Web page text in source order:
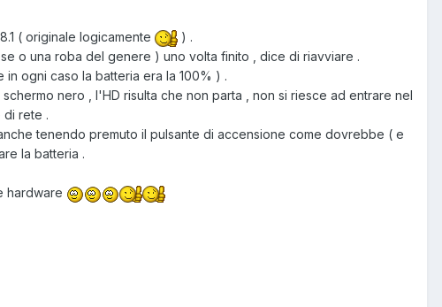
( originale logicamente
) .
o una roba del genere ) uno volta finito , dice di riavviare .
ogni caso la batteria era la 100% ) .
nero , l'HD risulta che non parta , non si riesce ad entrare nel
di rete .
tenendo premuto il pulsante di accensione come dovrebbe ( e
la batteria .
hardware